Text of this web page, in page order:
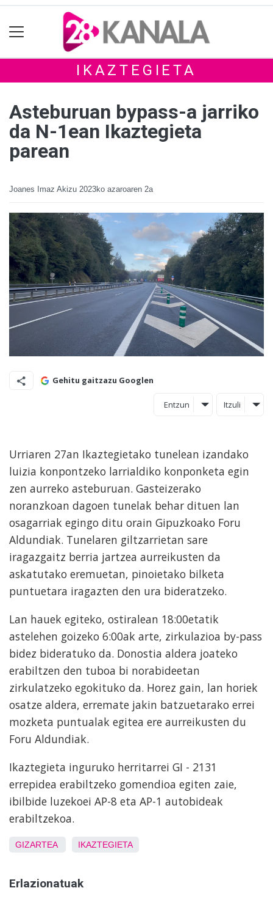
IKAZTEGIETA
Asteburuan bypass-a jarriko
da N-1ean Ikaztegieta
parean
Joanes Imaz Akizu 2023ko azaroaren 2a
Gehitu gaitzazu Googlen
Entzun Itzuli
Urriaren 27an Ikaztegietako tunelean izandako
luizia konpontzeko larrialdiko konponketa egin
zen aurreko asteburuan. Gasteizerako
noranzkoan dagoen tunelak behar dituen lan
osagarriak egingo ditu orain Gipuzkoako Foru
Aldundiak. Tunelaren giltzarrietan sare
iragazgaitz berria jartzea aurreikusten da
askatutako eremuetan, pinoietako bilketa
puntuetara iragazten den ura bideratzeko.
Lan hauek egiteko, ostiralean 18:00etatik
astelehen goizeko 6:00ak arte, zirkulazioa by-pass
bidez bideratuko da. Donostia aldera joateko
erabiltzen den tuboa bi norabideetan
zirkulatzeko egokituko da. Horez gain, lan horiek
osatze aldera, erremate jakin batzuetarako errei
mozketa puntualak egitea ere aurreikusten du
Foru Aldundiak.
Ikaztegieta inguruko herritarrei GI - 2131
errepidea erabiltzeko gomendioa egiten zaie,
ibilbide luzekoei AP-8 eta AP-1 autobideak
erabiltzekoa.
GIZARTEA IKAZTEGIETA
Erlazionatuak